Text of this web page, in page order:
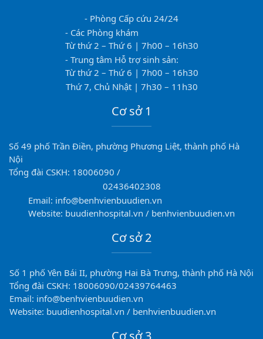
- Phòng Cấp cứu 24/24
- Các Phòng khám
Từ thứ 2 – Thứ 6 | 7h00 – 16h30
- Trung tâm Hỗ trợ sinh sản:
Từ thứ 2 – Thứ 6 | 7h00 – 16h30
Thứ 7, Chủ Nhật | 7h30 – 11h30
Cơ sở 1
Số 49 phố Trần Điền, phường Phương Liệt, thành phố Hà
Nội
Tổng đài CSKH: 18006090 /
02436402308
Email: info@benhvienbuudien.vn
Website: buudienhospital.vn / benhvienbuudien.vn
Cơ sở 2
Số 1 phố Yên Bái II, phường Hai Bà Trưng, thành phố Hà Nội
Tổng đài CSKH: 18006090/02439764463
Email: info@benhvienbuudien.vn
Website: buudienhospital.vn / benhvienbuudien.vn
Cơ sở 3